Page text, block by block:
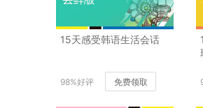
15天感受韩语生活会话
98%好评 免费领取